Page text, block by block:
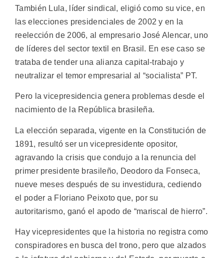
También Lula, líder sindical, eligió como su vice, en
las elecciones presidenciales de 2002 y en la
reelección de 2006, al empresario José Alencar, uno
de líderes del sector textil en Brasil. En ese caso se
trataba de tender una alianza capital-trabajo y
neutralizar el temor empresarial al “socialista” PT.
Pero la vicepresidencia genera problemas desde el
nacimiento de la República brasileña.
La elección separada, vigente en la Constitución de
1891, resultó ser un vicepresidente opositor,
agravando la crisis que condujo a la renuncia del
primer presidente brasileño, Deodoro da Fonseca,
nueve meses después de su investidura, cediendo
el poder a Floriano Peixoto que, por su
autoritarismo, ganó el apodo de “mariscal de hierro”.
Hay vicepresidentes que la historia no registra como
conspiradores en busca del trono, pero que alzados